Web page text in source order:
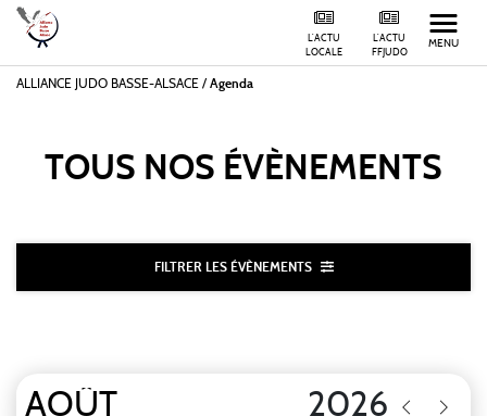
L'ACTU
FFJUDO
L'ACTU
LOCALE
MENU
ALLIANCE JUDO BASSE-ALSACE / Agenda
TOUS NOS ÉVÈNEMENTS
FILTRER LES ÉVÈNEMENTS